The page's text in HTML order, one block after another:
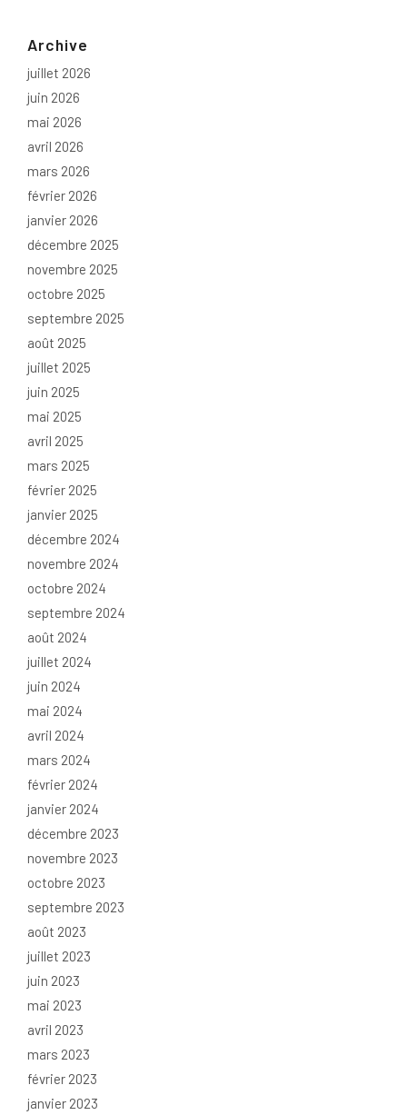
Archive
juillet 2026
juin 2026
mai 2026
avril 2026
mars 2026
février 2026
janvier 2026
décembre 2025
novembre 2025
octobre 2025
septembre 2025
août 2025
juillet 2025
juin 2025
mai 2025
avril 2025
mars 2025
février 2025
janvier 2025
décembre 2024
novembre 2024
octobre 2024
septembre 2024
août 2024
juillet 2024
juin 2024
mai 2024
avril 2024
mars 2024
février 2024
janvier 2024
décembre 2023
novembre 2023
octobre 2023
septembre 2023
août 2023
juillet 2023
juin 2023
mai 2023
avril 2023
mars 2023
février 2023
janvier 2023